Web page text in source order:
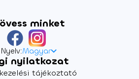
minket
Nyelv:Magyar
nyilatkozat
tájékoztató